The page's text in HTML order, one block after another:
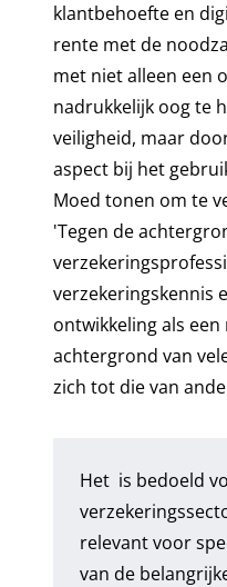
klantbehoefte en
rente met de
met niet alleen een
nadrukkelijk oog te
veiligheid, maar
aspect bij het
Moed tonen om te
'Tegen de
verzekeringskennis
ontwikkeling als
achtergrond van
zich tot die van
Het is bedoeld
relevant voor
van de